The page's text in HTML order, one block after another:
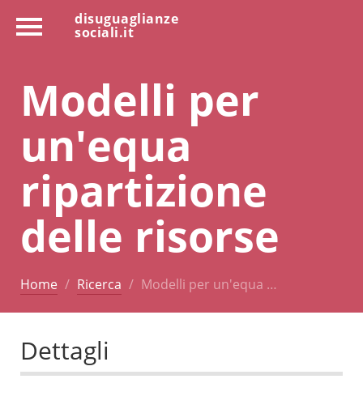
disuguaglianze
sociali.it
Modelli per
un'equa
ripartizione
delle risorse
Home Ricerca Modelli per un'equa …
Dettagli